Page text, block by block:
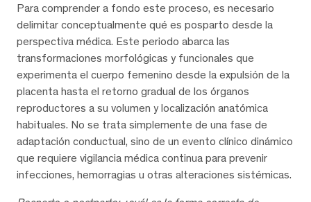
Para comprender a fondo este proceso, es necesario
delimitar conceptualmente qué es posparto desde la
perspectiva médica. Este periodo abarca las
transformaciones morfológicas y funcionales que
experimenta el cuerpo femenino desde la expulsión de la
placenta hasta el retorno gradual de los órganos
reproductores a su volumen y localización anatómica
habituales. No se trata simplemente de una fase de
adaptación conductual, sino de un evento clínico dinámico
que requiere vigilancia médica continua para prevenir
infecciones, hemorragias u otras alteraciones sistémicas.